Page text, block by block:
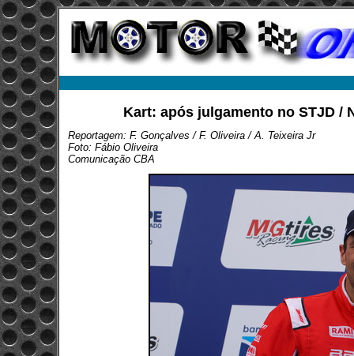
Kart: após julgamento no STJD /
Reportagem: F. Gonçalves / F. Oliveira / A. Teixeira Jr
Foto: Fábio Oliveira
Comunicação CBA